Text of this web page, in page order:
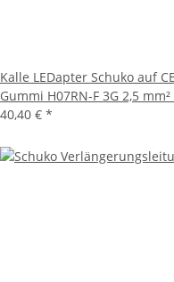
Kalle LEDapter Schuko auf
Gummi H07RN-F 3G 2,5
40,40 € *